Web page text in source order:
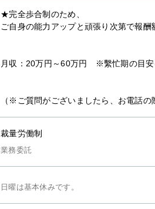
★完全歩合制のため、
ご自身の能力アップと頑張り次第で報酬
月収：20万円～60万円 ※繫忙期の目安
（※ご質問がございましたら、お電話の
裁量労働制
業務委託
日曜は基本休みです。